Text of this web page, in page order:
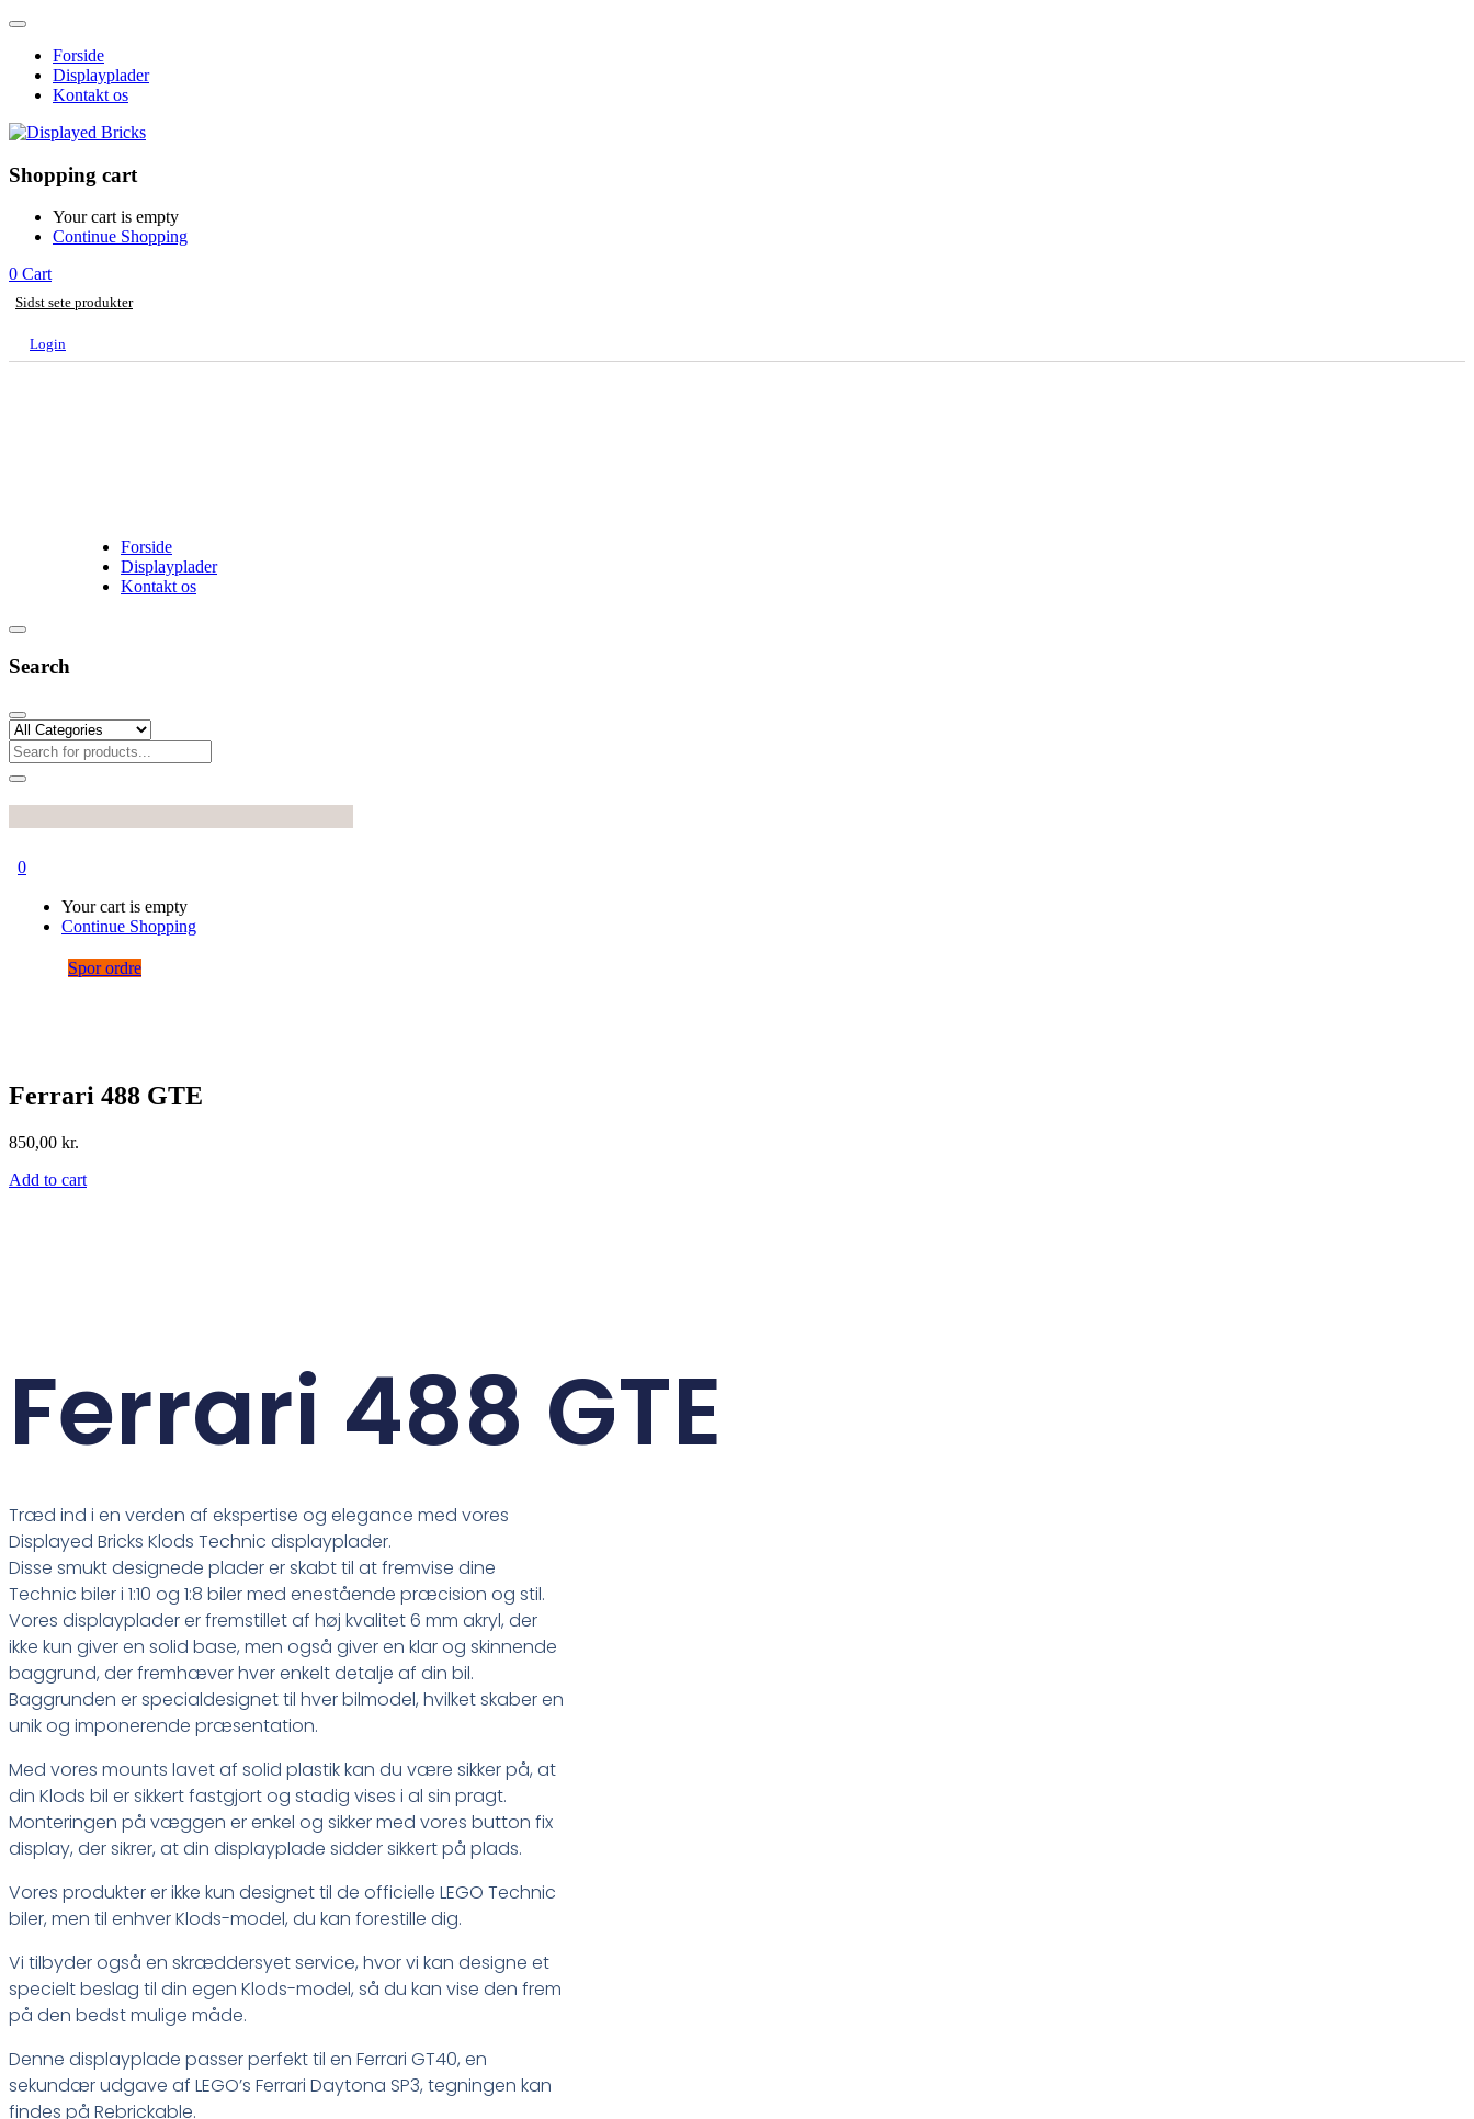
Forside
Displayplader
Kontakt os
Shopping cart
Your cart is empty
Continue Shopping
0 Cart
Sidst sete produkter
Login
Forside
Displayplader
Kontakt os
Search
0
Your cart is empty
Continue Shopping
Spor ordre
Ferrari 488 GTE
850,00 kr.
Add to cart
Ferrari 488 GTE
Træd ind i en verden af ekspertise og elegance med vores
Displayed Bricks Klods Technic displayplader.
Disse smukt designede plader er skabt til at fremvise dine
Technic biler i 1:10 og 1:8 biler med enestående præcision og stil.
Vores displayplader er fremstillet af høj kvalitet 6 mm akryl, der
ikke kun giver en solid base, men også giver en klar og skinnende
baggrund, der fremhæver hver enkelt detalje af din bil.
Baggrunden er specialdesignet til hver bilmodel, hvilket skaber en
unik og imponerende præsentation.
Med vores mounts lavet af solid plastik kan du være sikker på, at
din Klods bil er sikkert fastgjort og stadig vises i al sin pragt.
Monteringen på væggen er enkel og sikker med vores button fix
display, der sikrer, at din displayplade sidder sikkert på plads.
Vores produkter er ikke kun designet til de officielle LEGO Technic
biler, men til enhver Klods-model, du kan forestille dig.
Vi tilbyder også en skræddersyet service, hvor vi kan designe et
specielt beslag til din egen Klods-model, så du kan vise den frem
på den bedst mulige måde.
Denne displayplade passer perfekt til en Ferrari GT40, en
sekundær udgave af LEGO’s Ferrari Daytona SP3, tegningen kan
findes på Rebrickable.